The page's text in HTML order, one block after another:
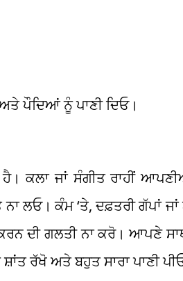
ਪੌਦਿਆਂ ਨੂੰ ਪਾਣੀ ਦਿਓ।
ਕਲਾ ਜਾਂ ਸੰਗੀਤ ਰਾਹੀਂ
ਕੰਮ ‘ਤੇ, ਦਫ਼ਤਰੀ ਗੱਪਾਂ ਜਾਂ
ਦੀ ਗਲਤੀ ਨਾ ਕਰੋ। ਆਪਣੇ
ਰੱਖੋ ਅਤੇ ਬਹੁਤ ਸਾਰਾ ਪਾਣੀ